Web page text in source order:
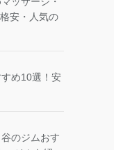
安・人気の
すめ10選！安
のジムおす